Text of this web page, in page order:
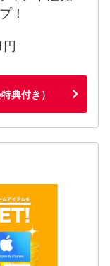
！
典付き）